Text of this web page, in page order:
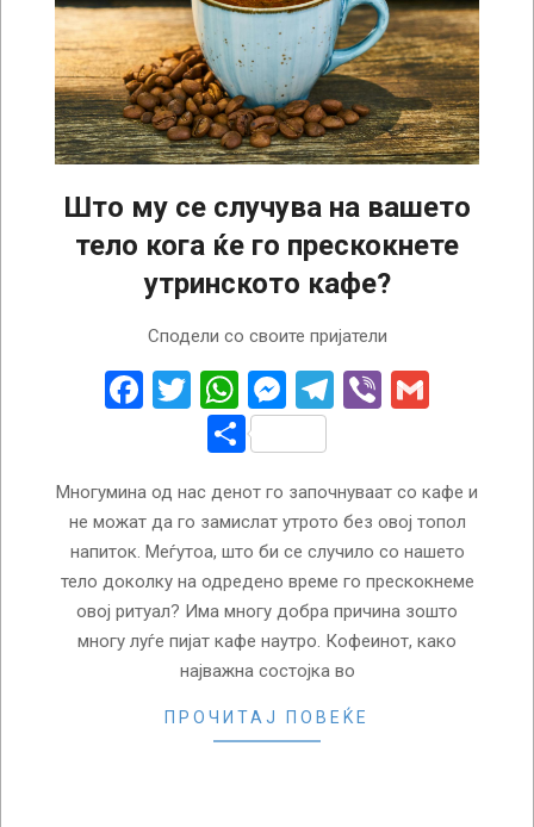
Што му се случува на вашето
тело кога ќе го прескокнете
утринското кафе?
Сподели со своите пријатели
Facebook
Twitter
WhatsApp
Messenger
Telegram
Viber
Share
Многумина од нас денот го започнуваат со кафе и
не можат да го замислат утрото без овој топол
напиток. Меѓутоа, што би се случило со нашето
тело доколку на одредено време го прескокнеме
овој ритуал? Има многу добра причина зошто
многу луѓе пијат кафе наутро. Кофеинот, како
најважна состојка во
ПРОЧИТАЈ ПОВЕЌЕ